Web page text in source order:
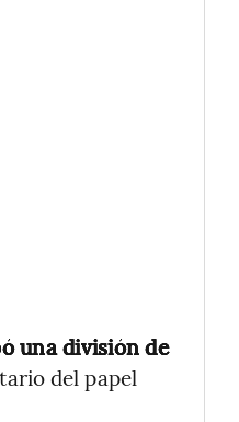
una división de
del papel